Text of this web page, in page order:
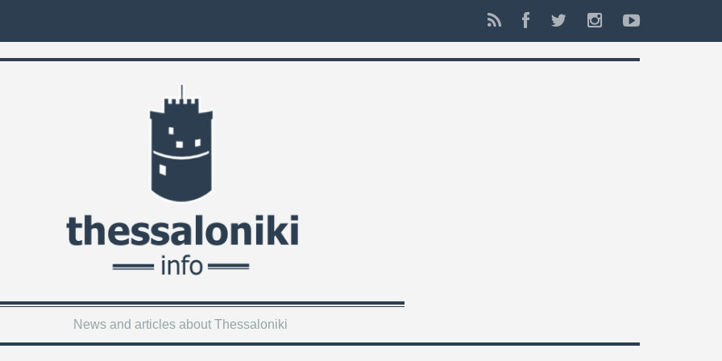
News and articles about Thessaloniki